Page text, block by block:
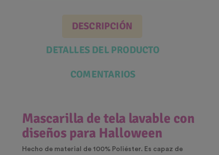
DESCRIPCIÓN
DETALLES DEL PRODUCTO
COMENTARIOS
Mascarilla de tela lavable con
diseños para Halloween
Hecho de material de 100% Poliéster. Es capaz de